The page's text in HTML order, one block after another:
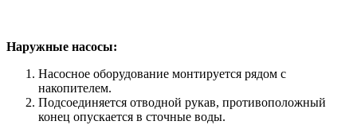
Наружные насосы:
Насосное оборудование монтируется рядом с
накопителем.
Подсоединяется отводной рукав, противоположный
конец опускается в сточные воды.